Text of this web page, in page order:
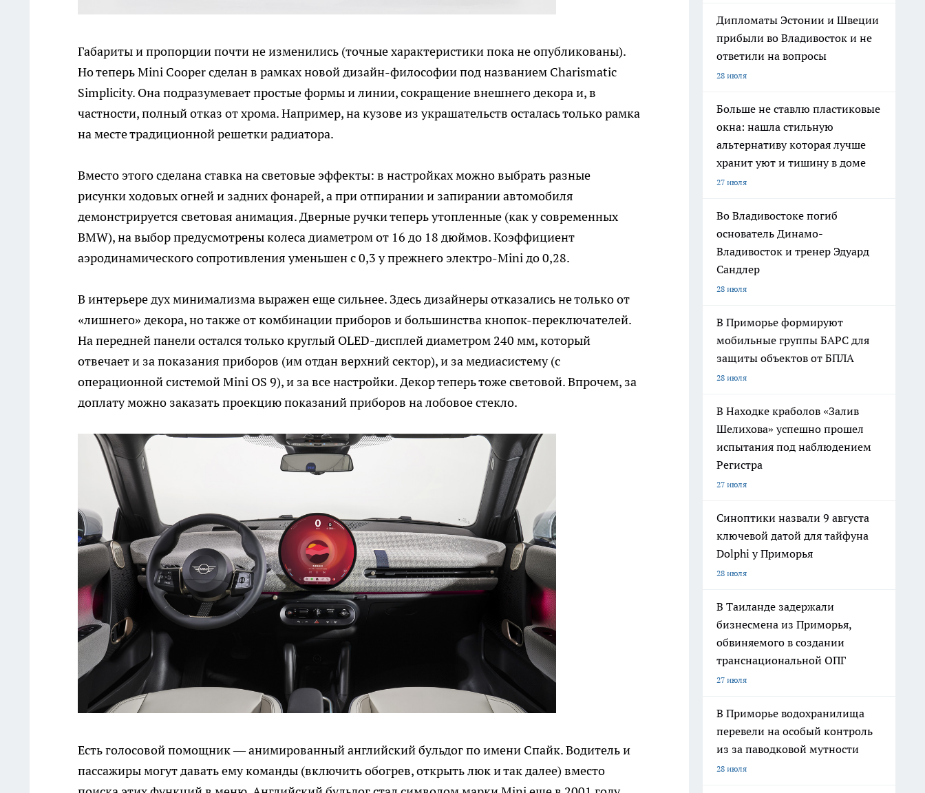
Габариты и пропорции почти не изменились (точные характеристики пока не опубликованы).
Но теперь Mini Cooper сделан в рамках новой дизайн-философии под названием Charismatic
Simplicity. Она подразумевает простые формы и линии, сокращение внешнего декора и, в
частности, полный отказ от хрома. Например, на кузове из украшательств осталась только рамка
на месте традиционной решетки радиатора.
Вместо этого сделана ставка на световые эффекты: в настройках можно выбрать разные
рисунки ходовых огней и задних фонарей, а при отпирании и запирании автомобиля
демонстрируется световая анимация. Дверные ручки теперь утопленные (как у современных
BMW), на выбор предусмотрены колеса диаметром от 16 до 18 дюймов. Коэффициент
аэродинамического сопротивления уменьшен с 0,3 у прежнего электро-Mini до 0,28.
В интерьере дух минимализма выражен еще сильнее. Здесь дизайнеры отказались не только от
«лишнего» декора, но также от комбинации приборов и большинства кнопок-переключателей.
На передней панели остался только круглый OLED-дисплей диаметром 240 мм, который
отвечает и за показания приборов (им отдан верхний сектор), и за медиасистему (с
операционной системой Mini OS 9), и за все настройки. Декор теперь тоже световой. Впрочем, за
доплату можно заказать проекцию показаний приборов на лобовое стекло.
Есть голосовой помощник — анимированный английский бульдог по имени Спайк. Водитель и
пассажиры могут давать ему команды (включить обогрев, открыть люк и так далее) вместо
Дипломаты Эстонии и Швеции
прибыли во Владивосток и не
ответили на вопросы
28 июля
Больше не ставлю пластиковые
окна: нашла стильную
альтернативу которая лучше
хранит уют и тишину в доме
27 июля
Во Владивостоке погиб
основатель Динамо-
Владивосток и тренер Эдуард
Сандлер
28 июля
В Приморье формируют
мобильные группы БАРС для
защиты объектов от БПЛА
28 июля
В Находке краболов «Залив
Шелихова» успешно прошел
испытания под наблюдением
Регистра
27 июля
Синоптики назвали 9 августа
ключевой датой для тайфуна
Dolphi у Приморья
28 июля
В Таиланде задержали
бизнесмена из Приморья,
обвиняемого в создании
транснациональной ОПГ
27 июля
В Приморье водохранилища
перевели на особый контроль
из за паводковой мутности
28 июля